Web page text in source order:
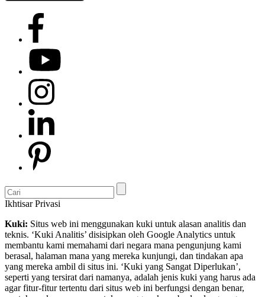
Ikhtisar Privasi
Kuki: Situs web ini menggunakan kuki untuk alasan analitis dan
teknis. ‘Kuki Analitis’ disisipkan oleh Google Analytics untuk
membantu kami memahami dari negara mana pengunjung kami
berasal, halaman mana yang mereka kunjungi, dan tindakan apa
yang mereka ambil di situs ini. ‘Kuki yang Sangat Diperlukan’,
seperti yang tersirat dari namanya, adalah jenis kuki yang harus ada
agar fitur-fitur tertentu dari situs web ini berfungsi dengan benar,